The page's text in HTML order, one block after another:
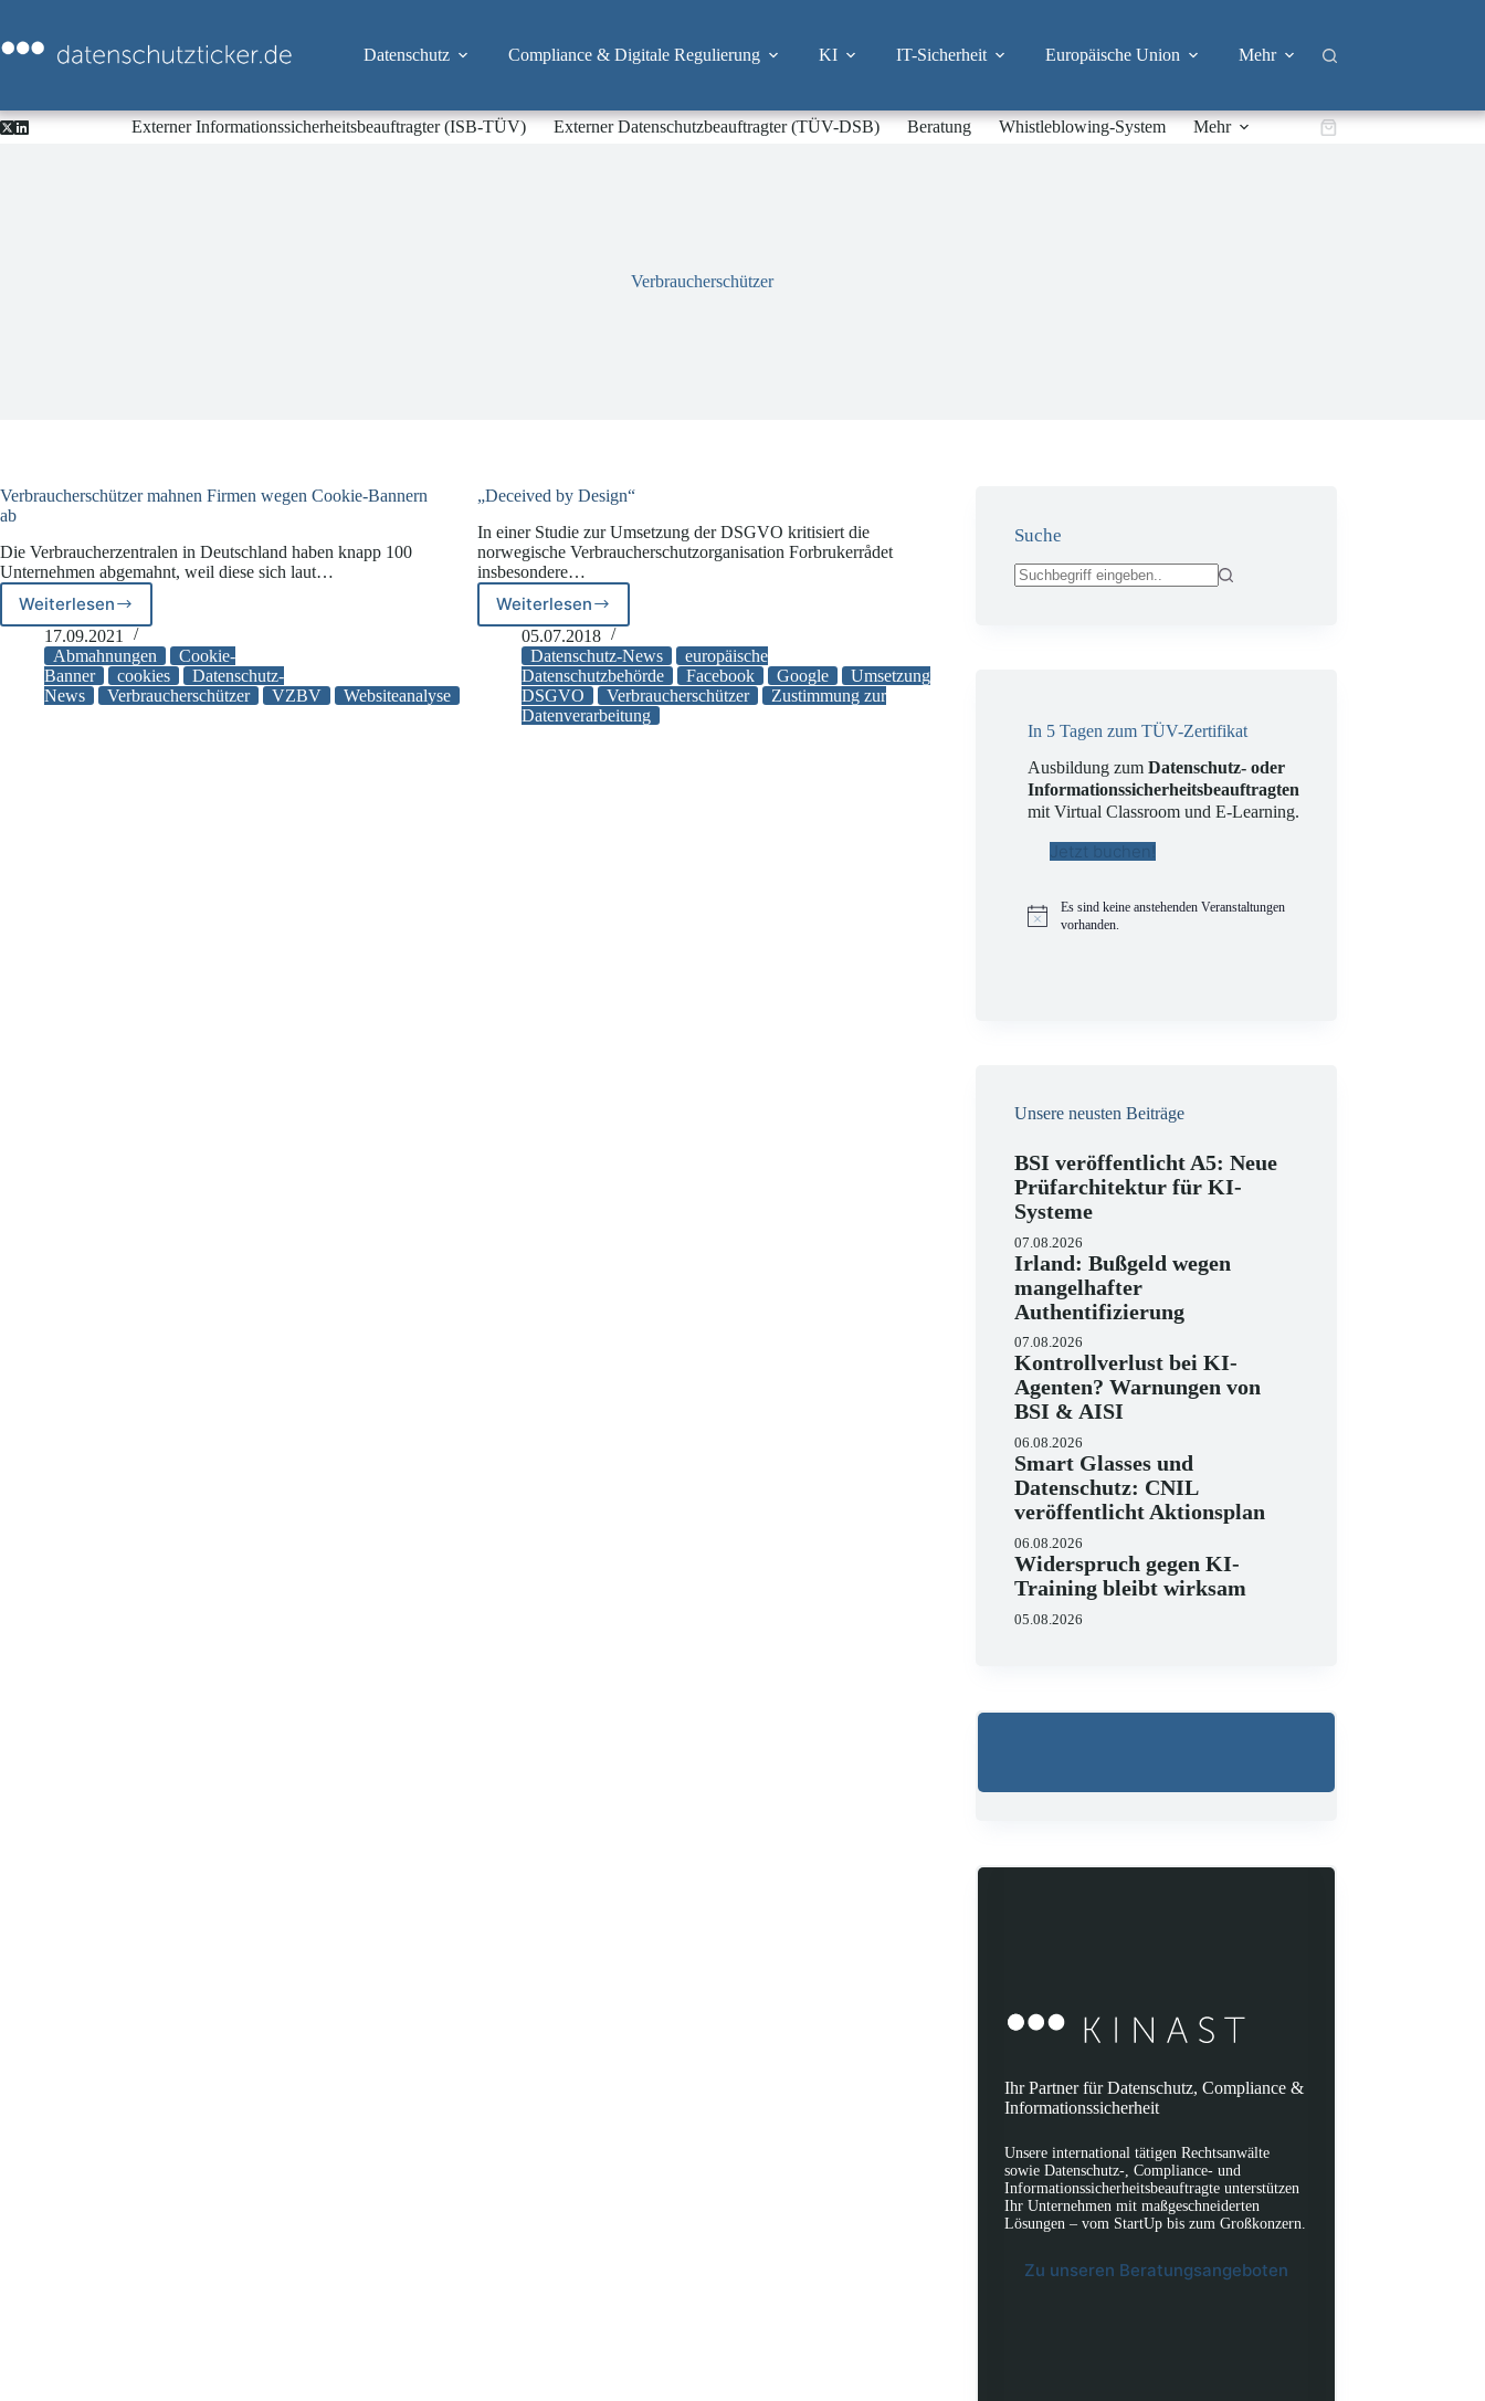
springen
Datenschutz Compliance & Digitale Regulierung KI IT-Sicherheit Europäische Union Mehr
Externer Informationssicherheitsbeauftragter (ISB-TÜV) Externer Datenschutzbeauftragter (TÜV-DSB) Beratung Whistleblowing-System Mehr Warenkorb
Verbraucherschützer
Verbraucherschützer mahnen Firmen wegen Cookie-Bannern
ab
Die Verbraucherzentralen in Deutschland haben knapp 100
Unternehmen abgemahnt, weil diese sich laut…
WeiterlesenVerbraucherschützer
mahnen
Firmen
wegen
Cookie-
17.09.2021
Abmahnungen
Cookie-
Banner
cookies
Datenschutz-
News
Verbraucherschützer VZBV Websiteanalyse
„Deceived by Design“
In einer Studie zur Umsetzung der DSGVO kritisiert die
norwegische Verbraucherschutzorganisation Forbrukerrådet
insbesondere…
Weiterlesen
„Deceived
by
Design“
05.07.2018
Datenschutz-News
europäische
Datenschutzbehörde
Facebook Google
Umsetzung
DSGVO
Verbraucherschützer
Zustimmung zur
Datenverarbeitung
Suche
In 5 Tagen zum TÜV-Zertifikat
Ausbildung zumDatenschutz- oder
Informationssicherheitsbeauftragten
mit Virtual Classroom und E-Learning.
Jetzt buchen!
H
Es sind keine anstehenden Veranstaltungen
vorhanden.
Unsere neusten Beiträge
BSI veröffentlicht A5: Neue
Prüfarchitektur für KI-
Systeme
07.08.2026
Irland: Bußgeld wegen
mangelhafter
Authentifizierung
07.08.2026
Kontrollverlust bei KI-
Agenten? Warnungen von
BSI & AISI
06.08.2026
Smart Glasses und
Datenschutz: CNIL
veröffentlicht Aktionsplan
06.08.2026
Widerspruch gegen KI-
Training bleibt wirksam
05.08.2026
Ihr Partner für Datenschutz, Compliance &
Informationssicherheit
Unsere international tätigen Rechtsanwälte
sowie Datenschutz-, Compliance- und
Informationssicherheitsbeauftragte unterstützen
Ihr Unternehmen mit maßgeschneiderten
Lösungen – vom StartUp bis zum Großkonzern.
Zu unseren Beratungsangeboten